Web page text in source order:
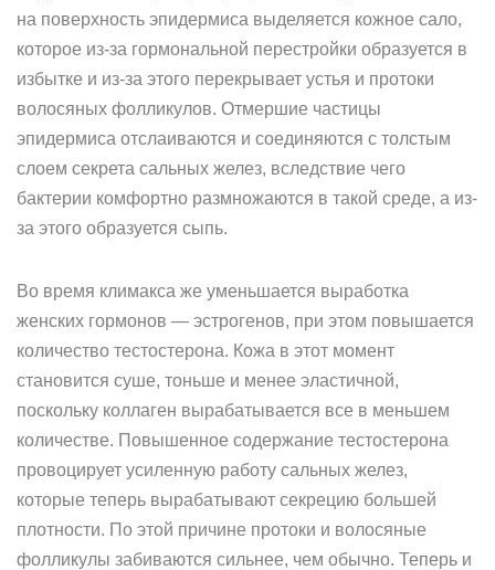
на поверхность эпидермиса выделяется кожное сало,
которое из-за гормональной перестройки образуется в
избытке и из-за этого перекрывает устья и протоки
волосяных фолликулов. Отмершие частицы
эпидермиса отслаиваются и соединяются с толстым
слоем секрета сальных желез, вследствие чего
бактерии комфортно размножаются в такой среде, а из-
за этого образуется сыпь.
Во время климакса же уменьшается выработка
женских гормонов — эстрогенов, при этом повышается
количество тестостерона. Кожа в этот момент
становится суше, тоньше и менее эластичной,
поскольку коллаген вырабатывается все в меньшем
количестве. Повышенное содержание тестостерона
провоцирует усиленную работу сальных желез,
которые теперь вырабатывают секрецию большей
плотности. По этой причине протоки и волосяные
фолликулы забиваются сильнее, чем обычно. Теперь и